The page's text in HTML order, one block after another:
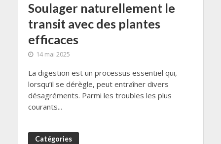
Soulager naturellement le
transit avec des plantes
efficaces
14 mai 2025
La digestion est un processus essentiel qui,
lorsqu’il se dérègle, peut entraîner divers
désagréments. Parmi les troubles les plus
courants...
Catégories